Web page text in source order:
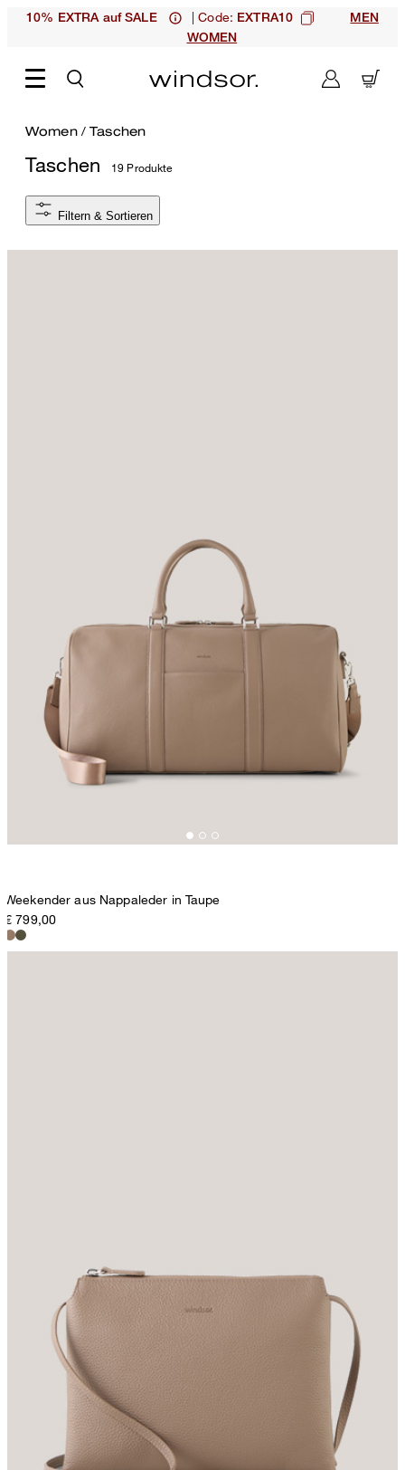
10% EXTRA auf SALE | Code: EXTRA10
MEN
WOMEN
Women / Taschen
Taschen 19 Produkte
Filtern & Sortieren
Weekender aus Nappaleder in Taupe
€ 799,00